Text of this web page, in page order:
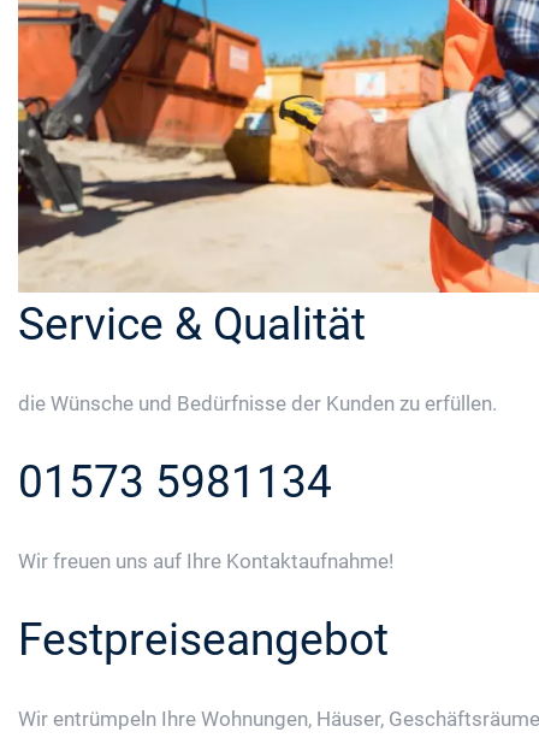
Service & Qualität
die Wünsche und Bedürfnisse der Kunden zu erfüllen.
01573 5981134
Wir freuen uns auf Ihre Kontaktaufnahme!
Festpreiseangebot
Wir entrümpeln Ihre Wohnungen, Häuser,